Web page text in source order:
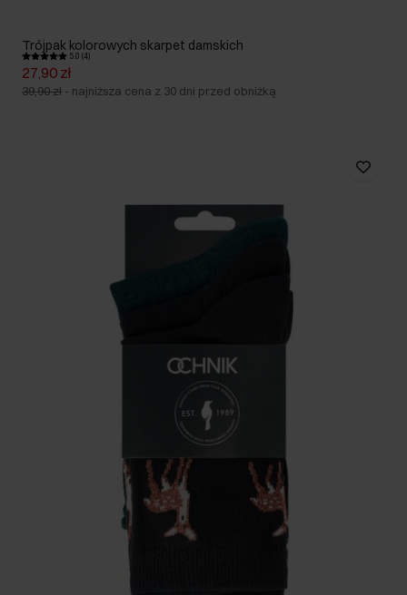
Trójpak kolorowych skarpet damskich
5.0 (4)
27,90 zł
39,90 zł - najniższa cena z 30 dni przed obniżką